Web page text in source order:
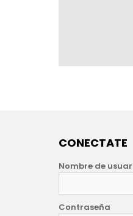
CONECTATE
Nombre de
Contraseña